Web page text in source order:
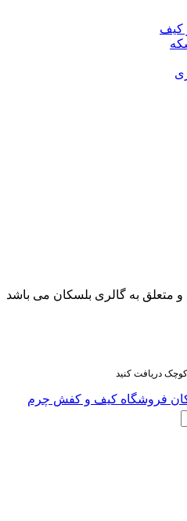
کیف
متعلق به گالری بلسکان می باشد
فروشگاه کیف و کفش چرم